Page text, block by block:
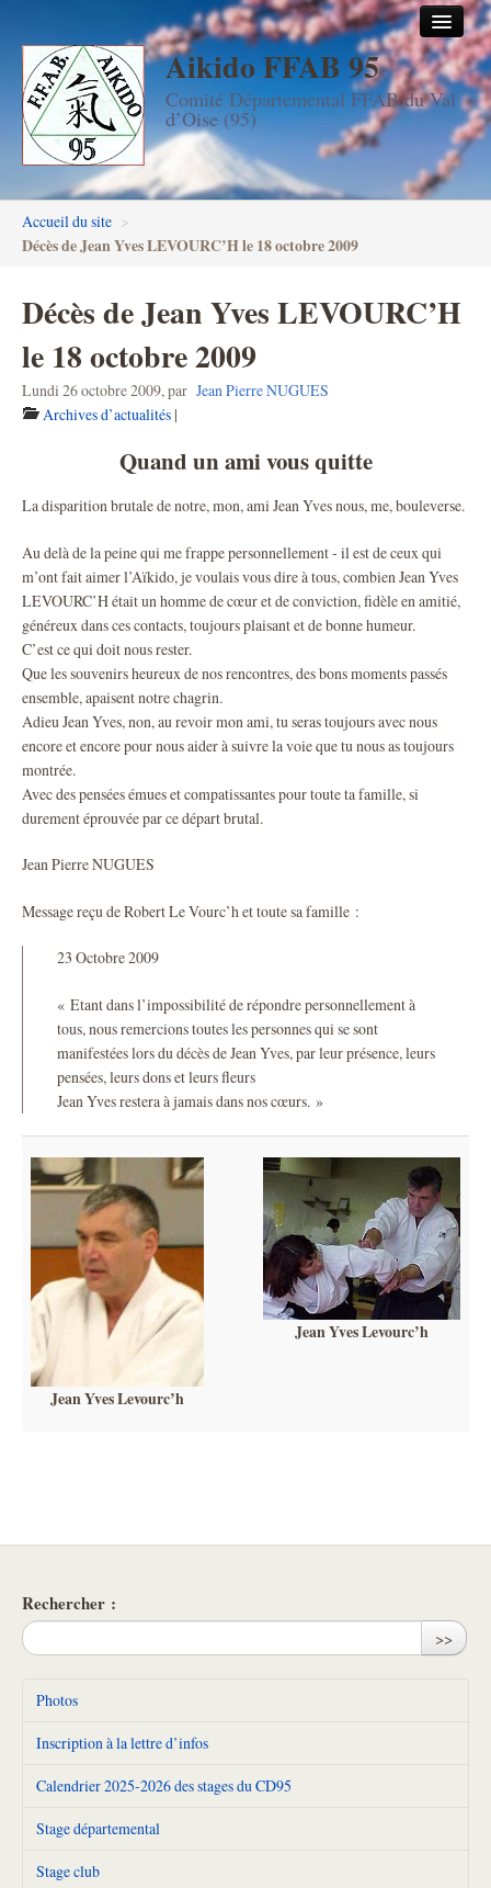
Aikido FFAB 95
Comité Départemental FFAB du Val
d’Oise (95)
Accueil
Les dojos
Stages
Les enseignants
FFAB95
Inscription DAN en ligne
Photos
Accueil du site >
Décès de Jean Yves LEVOURC’H le 18 octobre 2009
Décès de Jean Yves LEVOURC’H
le 18 octobre 2009
Lundi 26 octobre 2009,par Jean Pierre NUGUES
Archives d’actualités |
Quand un ami vous quitte
La disparition brutale de notre, mon, ami Jean Yves nous, me, bouleverse.
Au delà de la peine qui me frappe personnellement - il est de ceux qui
m’ont fait aimer l’Aïkido, je voulais vous dire à tous, combien Jean Yves
LEVOURC’H était un homme de cœur et de conviction, fidèle en amitié,
généreux dans ces contacts, toujours plaisant et de bonne humeur.
C’est ce qui doit nous rester.
Que les souvenirs heureux de nos rencontres, des bons moments passés
ensemble, apaisent notre chagrin.
Adieu Jean Yves, non, au revoir mon ami, tu seras toujours avec nous
encore et encore pour nous aider à suivre la voie que tu nous as toujours
montrée.
Avec des pensées émues et compatissantes pour toute ta famille, si
durement éprouvée par ce départ brutal.
Jean Pierre NUGUES
Message reçu de Robert Le Vourc’h et toute sa famille :
23 Octobre 2009
« Etant dans l’impossibilité de répondre personnellement à
tous, nous remercions toutes les personnes qui se sont
manifestées lors du décès de Jean Yves, par leur présence, leurs
pensées, leurs dons et leurs fleurs
Jean Yves restera à jamais dans nos cœurs. »
Jean Yves Levourc’h
Jean Yves Levourc’h
Rechercher :
>>
Photos
Inscription à la lettre d’infos
Calendrier 2025-2026 des stages du CD95
Stage départemental
Stage club